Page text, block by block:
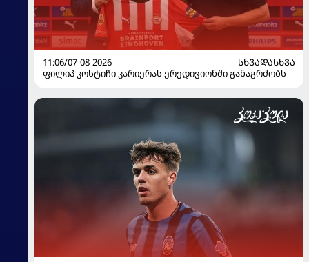
11:06/07-08-2026
ᲡᲮᲕᲐᲓᲐᲡᲮᲕᲐ
ფილიპ კოსტიჩი კარიერას ერედივიონში განაგრძობს